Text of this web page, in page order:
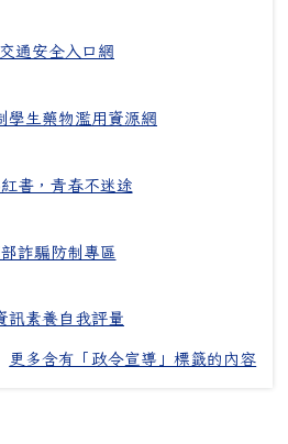
通安全入口網
學生藥物濫用資源網
書，青春不迷途
詐騙防制專區
訊素養自我評量
更多含有「政令宣導」標籤的內容